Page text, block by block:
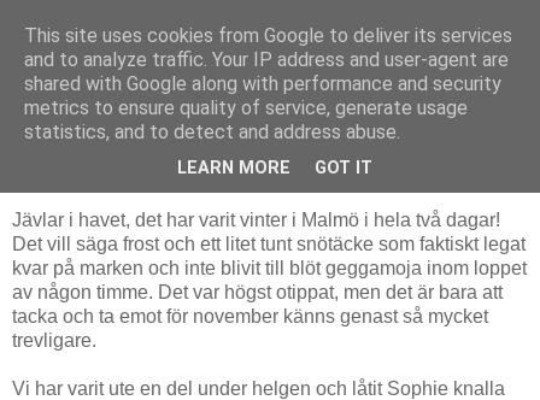
The Book Pond
söndag 23 november 2008
Soffan i biblioteket
Jävlar i havet, det har varit vinter i Malmö i hela två dagar!
Det vill säga frost och ett litet tunt snötäcke som faktiskt legat
kvar på marken och inte blivit till blöt geggamoja inom loppet
av någon timme. Det var högst otippat, men det är bara att
tacka och ta emot för november känns genast så mycket
trevligare.
Vi har varit ute en del under helgen och låtit Sophie knalla
This site uses cookies from Google to deliver its services
and to analyze traffic. Your IP address and user-agent are
shared with Google along with performance and security
metrics to ensure quality of service, generate usage
statistics, and to detect and address abuse.
LEARN MORE GOT IT